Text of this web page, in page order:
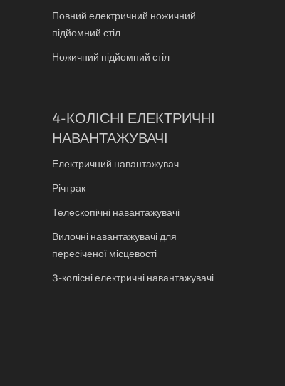
Повний електричний ножичний
підйомний стіл
Ножичний підйомний стіл
4-КОЛІСНІ ЕЛЕКТРИЧНІ
НАВАНТАЖУВАЧІ
Електричний навантажувач
Річтрак
Телескопічні навантажувачі
Вилочні навантажувачі для
пересіченої місцевості
3-колісні електричні навантажувачі